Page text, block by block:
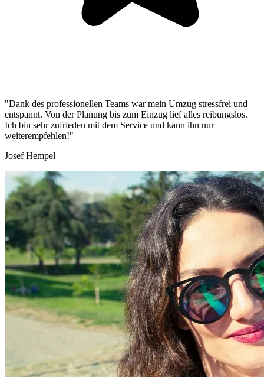
"Dank des professionellen Teams war mein Umzug stressfrei und
entspannt. Von der Planung bis zum Einzug lief alles reibungslos.
Ich bin sehr zufrieden mit dem Service und kann ihn nur
weiterempfehlen!"
Josef Hempel